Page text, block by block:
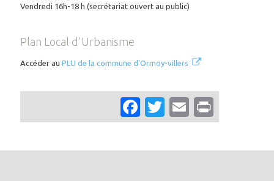
Vendredi 16h-18 h (secrétariat ouvert au public)
Plan Local d'Urbanisme
Accéder au PLU de la commune d'Ormoy-villers
Facebook
Twitter
Email